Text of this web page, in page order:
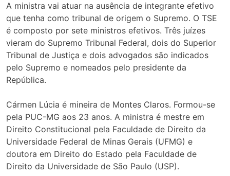
A ministra vai atuar na ausência de integrante efetivo
que tenha como tribunal de origem o Supremo. O TSE
é composto por sete ministros efetivos. Três juízes
vieram do Supremo Tribunal Federal, dois do Superior
Tribunal de Justiça e dois advogados são indicados
pelo Supremo e nomeados pelo presidente da
República.
Cármen Lúcia é mineira de Montes Claros. Formou-se
pela PUC-MG aos 23 anos. A ministra é mestre em
Direito Constitucional pela Faculdade de Direito da
Universidade Federal de Minas Gerais (UFMG) e
doutora em Direito do Estado pela Faculdade de
Direito da Universidade de São Paulo (USP).